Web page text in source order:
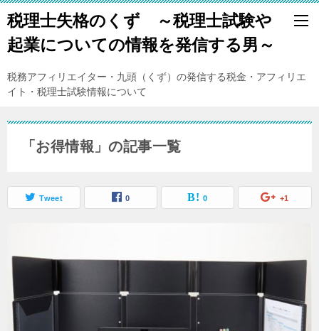
税理士失格のくず ～税理士試験や
起業についての情報を発信する男～
税務アフィリエイター・九頭（くず）の発信する税金・アフィリエ
イト・税理士試験情報について
「お得情報」の記事一覧
Tweet 0 0 +1